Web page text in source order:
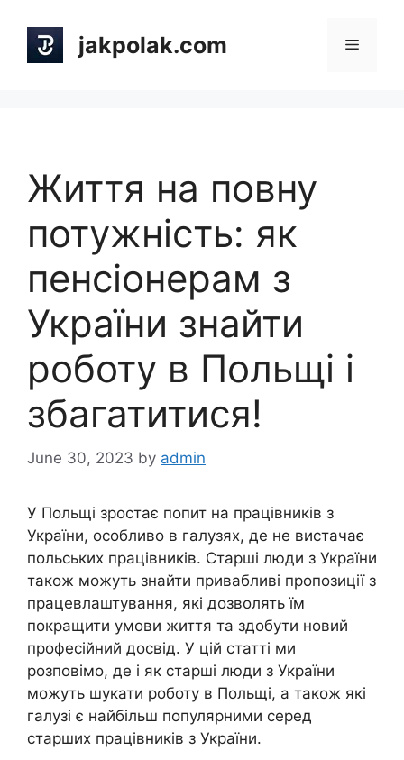
content
jakpolak.com Menu
Життя на повну
потужність: як
пенсіонерам з
України знайти
роботу в Польщі і
збагатитися!
June 30, 2023 by admin
У Польщі зростає попит на працівників з
України, особливо в галузях, де не вистачає
польських працівників. Старші люди з України
також можуть знайти привабливі пропозиції з
працевлаштування, які дозволять їм
покращити умови життя та здобути новий
професійний досвід. У цій статті ми
розповімо, де і як старші люди з України
можуть шукати роботу в Польщі, а також які
галузі є найбільш популярними серед
старших працівників з України.